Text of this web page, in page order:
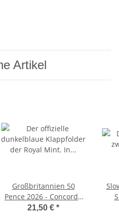
Artikel
Großbritannien 50
Pence 2026 - Concorde
BU
21,50 € *